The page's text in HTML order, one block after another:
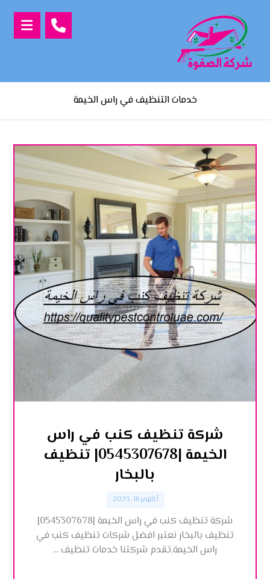
خدمات التنظيف في راس الخيمة
شركة تنظيف كنب في راس
الخيمة |0545307678| تنظيف
بالبخار
أكتوبر 16, 2023
شركة تنظيف كنب في راس الخيمة |0545307678|
تنظيف بالبخار نعتبر افضل شركات تنظيف كنب في
راس الخيمة,تقدم شركتنا خدمات تنظيف ...